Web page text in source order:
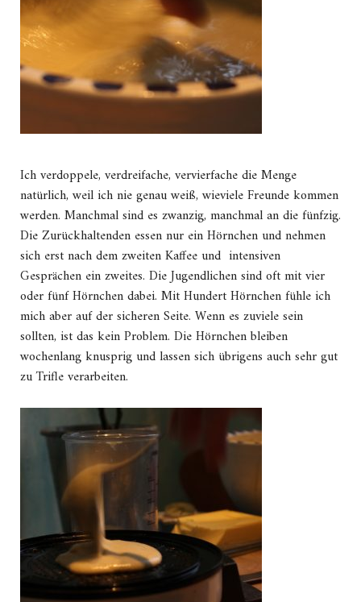
Ich verdoppele, verdreifache, vervierfache die Menge
natürlich, weil ich nie genau weiß, wieviele Freunde kommen
werden. Manchmal sind es zwanzig, manchmal an die fünfzig.
Die Zurückhaltenden essen nur ein Hörnchen und nehmen
sich erst nach dem zweiten Kaffee und intensiven
Gesprächen ein zweites. Die Jugendlichen sind oft mit vier
oder fünf Hörnchen dabei. Mit Hundert Hörnchen fühle ich
mich aber auf der sicheren Seite. Wenn es zuviele sein
sollten, ist das kein Problem. Die Hörnchen bleiben
wochenlang knusprig und lassen sich übrigens auch sehr gut
zu Trifle verarbeiten.